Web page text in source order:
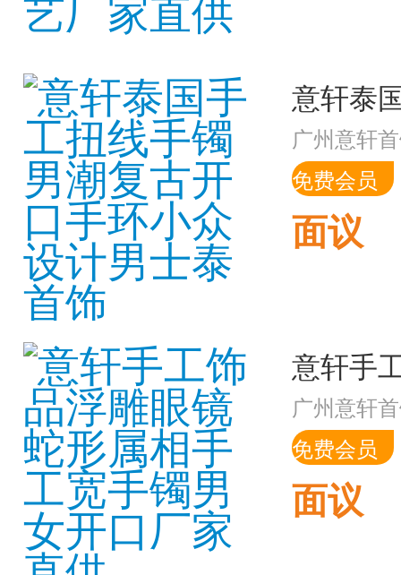
广州意轩
免费会员
面议
广州意轩
免费会员
面议